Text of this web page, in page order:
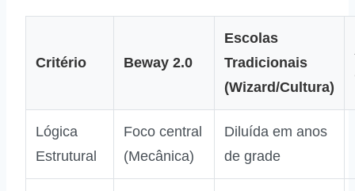
Critério Beway 2.0
Escolas
Tradicionais
(Wizard/Cultura)
Lógica
Estrutural
Foco central
(Mecânica)
Diluída em anos
de grade